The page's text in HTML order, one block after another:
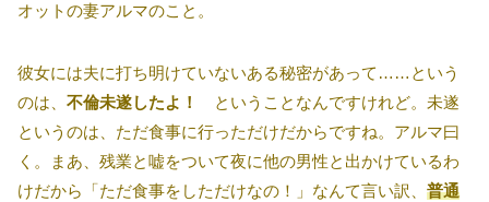
オットの妻アルマのこと。
彼女には夫に打ち明けていないある秘密があって……という
のは、 不倫未遂したよ！
ということなんですけれど。未遂
というのは、ただ食事に行っただけだからですね。アルマ曰
く。まあ、残業と嘘をついて夜に他の男性と出かけているわ
けだから「ただ食事をしただけなの！」なんて言い訳、 普通